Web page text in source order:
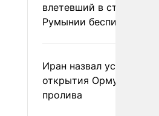
влетевший в страну из
Румынии беспилотник
Иран назвал условие
открытия Ормузского
пролива